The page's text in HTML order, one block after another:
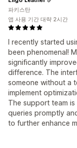
I recently started
been phenomenal!
significantly
difference. The
someone without a
implement
The support team
queries promptly
to further enhance
파키스탄
앱 사용 기간 대략 2시간